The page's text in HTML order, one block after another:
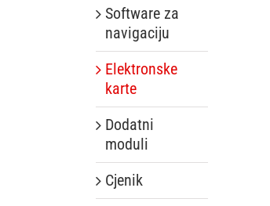
Software za
navigaciju
Elektronske
karte
Dodatni
moduli
Cjenik